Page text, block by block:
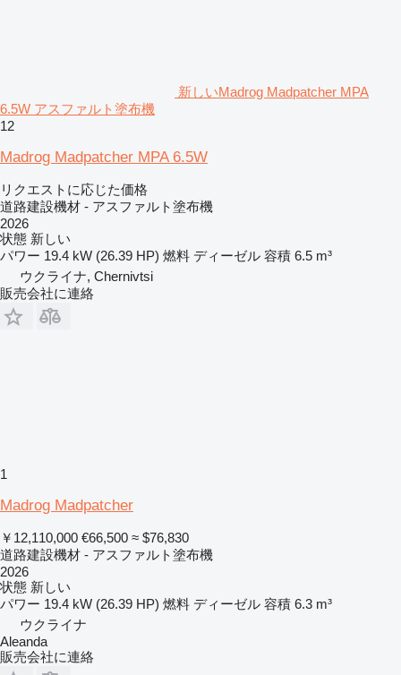
新しいMadrog Madpatcher MPA
6.5W アスファルト塗布機
12
Madrog Madpatcher MPA 6.5W
リクエストに応じた価格
道路建設機材 - アスファルト塗布機
2026
状態 新しい
パワー 19.4 kW (26.39 HP) 燃料 ディーゼル 容積 6.5 m³
ウクライナ, Chernivtsi
販売会社に連絡
1
Madrog Madpatcher
￥12,110,000 €66,500 ≈ $76,830
道路建設機材 - アスファルト塗布機
2026
状態 新しい
パワー 19.4 kW (26.39 HP) 燃料 ディーゼル 容積 6.3 m³
ウクライナ
Aleanda
販売会社に連絡